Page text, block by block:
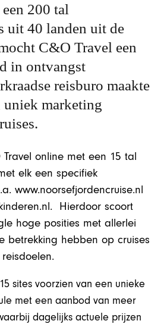
200 tal
uit 40 landen uit de
C&O Travel een
in ontvangst
reisburo maakte
uniek marketing
online met een 15 tal
elk een specifiek
www.noorsefjordencruise.nl
Hierdoor scoort
hoge posities met allerlei
betrekking hebben op cruises
sites voorzien van een unieke
met een aanbod van meer
dagelijks actuele prijzen